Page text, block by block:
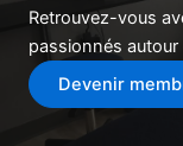
Retrouvez-vous
passionnés
Devenir